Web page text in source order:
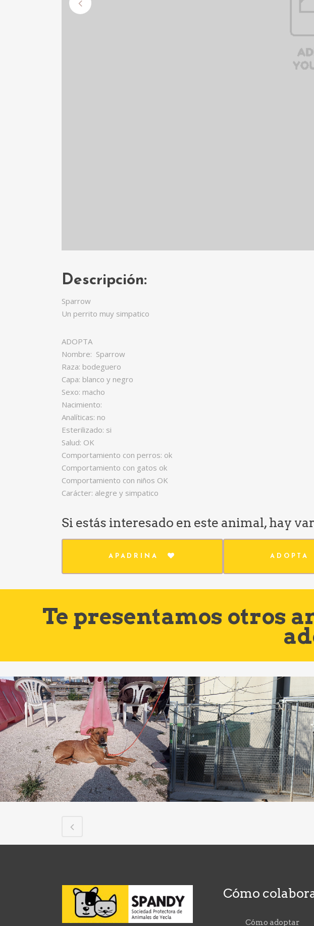
Descripción:
Sparrow
Un perrito muy simpatico
ADOPTA
Nombre: Sparrow
Raza: bodeguero
Capa: blanco y negro
Sexo: macho
Nacimiento:
Analíticas: no
Esterilizado: si
Salud: OK
Comportamiento con perros: ok
Comportamiento con gatos ok
Comportamiento con niños OK
Carácter: alegre y simpatico
Si estás interesado en este animal, hay
APADRINA ADOPTA
Te presentamos otros
Cómo
Cómo adoptar